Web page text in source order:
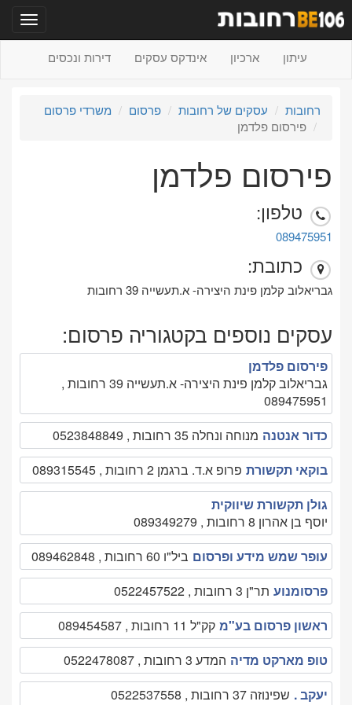
עיתון ארכיון אינדקס עסקים דירות ונכסים
רחובות עסקים של רחובות פרסום
משרדי פרסום
פירסום פלדמן
פירסום פלדמן
טלפון:
089475951
כתובת:
גבריאלוב קלמן פינת היצירה- א.תעשייה 39 רחובות
עסקים נוספים בקטגוריה פרסום:
פירסום פלדמן
גבריאלוב קלמן פינת היצירה- א.תעשייה 39 רחובות ,
089475951
כדור אנטנה מנוחה ונחלה 35 רחובות , 0523848849
בוקאי תקשורת פרופ א.ד. ברגמן 2 רחובות , 089315545
גולן תקשורת שיווקית
יוסף בן אהרון 8 רחובות , 089349279
עופר שמש מידע ופרסום ביל"ו 60 רחובות , 089462848
פרסומנוע תר"ן 3 רחובות , 0522457522
ראשון פרסום בע"מ קק"ל 11 רחובות , 089454587
טופ מארקט מדיה המדע 3 רחובות , 0522478087
יעקב . שפינוזה 37 רחובות , 0522537558